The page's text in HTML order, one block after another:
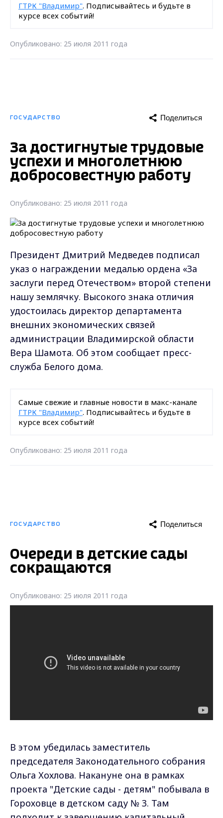
ГТРК "Владимир". Подписывайтесь и будьте в
курсе всех событий!
Опубликовано: 25 июля 2011 года
ГОСУДАРСТВО Поделиться
За достигнутые трудовые
успехи и многолетнюю
добросовестную работу
Опубликовано: 25 июля 2011 года
Президент Дмитрий Медведев подписал
указ о награждении медалью ордена «За
заслуги перед Отечеством» второй степени
нашу землячку. Высокого знака отличия
удостоилась директор департамента
внешних экономических связей
администрации Владимирской области
Вера Шамота. Об этом сообщает пресс-
служба Белого дома.
Самые свежие и главные новости в макс-канале
ГТРК "Владимир". Подписывайтесь и будьте в
курсе всех событий!
Опубликовано: 25 июля 2011 года
ГОСУДАРСТВО Поделиться
Очереди в детские сады
сокращаются
Опубликовано: 25 июля 2011 года
В этом убедилась заместитель
председателя Законодательного собрания
Ольга Хохлова. Накануне она в рамках
проекта "Детские сады - детям" побывала в
Гороховце в детском саду № 3. Там